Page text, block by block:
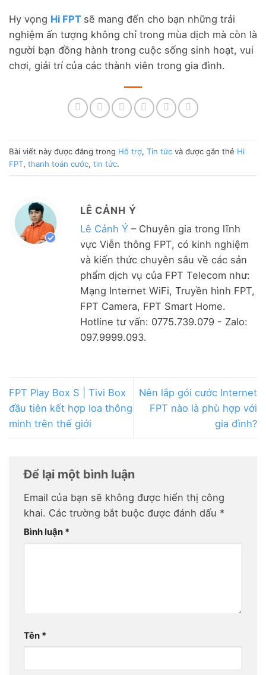
Hy vọng Hi FPT sẽ mang đến cho bạn những trải
nghiệm ấn tượng không chỉ trong mùa dịch mà còn là
người bạn đồng hành trong cuộc sống sinh hoạt, vui
chơi, giải trí của các thành viên trong gia đình.
Bài viết này được đăng trong Hỗ trợ, Tin tức và được gắn thẻ Hi
FPT, thanh toán cước, tin tức.
LÊ CẢNH Ý
Lê Cảnh Ý – Chuyên gia trong lĩnh
vực Viễn thông FPT, có kinh nghiệm
và kiến thức chuyên sâu về các sản
phẩm dịch vụ của FPT Telecom như:
Mạng Internet WiFi, Truyền hình FPT,
FPT Camera, FPT Smart Home.
Hotline tư vấn: 0775.739.079 - Zalo:
097.9999.093.
FPT Play Box S | Tivi Box
đầu tiên kết hợp loa thông
minh trên thế giới
Nên lắp gói cước Internet
FPT nào là phù hợp với
gia đình?
Để lại một bình luận
Email của bạn sẽ không được hiển thị công
khai. Các trường bắt buộc được đánh dấu *
Bình luận *
Tên *